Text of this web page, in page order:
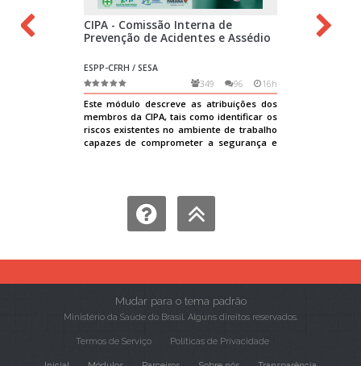
Mudar para o tema padrão
Ministério da Saúde do Brasil. Alguns direitos reservados.
Termos de Serviço Políticas de Privacidade